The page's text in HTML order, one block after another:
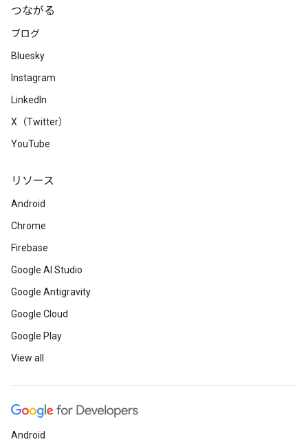
つながる
ブログ
Bluesky
Instagram
LinkedIn
X（Twitter）
YouTube
リソース
Android
Chrome
Firebase
Google AI Studio
Google Antigravity
Google Cloud
Google Play
View all
Android